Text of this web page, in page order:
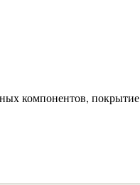
компонентов, покрытие